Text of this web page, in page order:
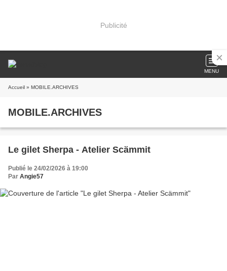
Publicité
MENU
Accueil » MOBILE.ARCHIVES
MOBILE.ARCHIVES
Le gilet Sherpa - Atelier Scämmit
Publié le 24/02/2026 à 19:00
Par Angie57